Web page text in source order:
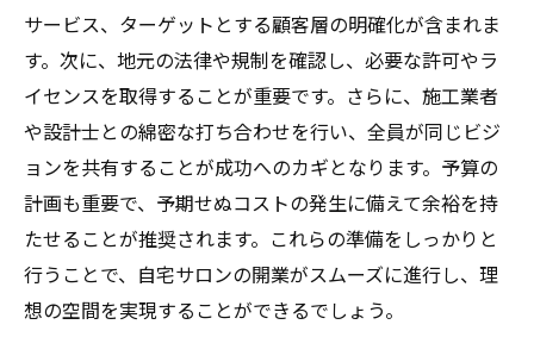
サービス、ターゲットとする顧客層の明確化が含まれま
す。次に、地元の法律や規制を確認し、必要な許可やラ
イセンスを取得することが重要です。さらに、施工業者
や設計士との綿密な打ち合わせを行い、全員が同じビジ
ョンを共有することが成功へのカギとなります。予算の
計画も重要で、予期せぬコストの発生に備えて余裕を持
たせることが推奨されます。これらの準備をしっかりと
行うことで、自宅サロンの開業がスムーズに進行し、理
想の空間を実現することができるでしょう。